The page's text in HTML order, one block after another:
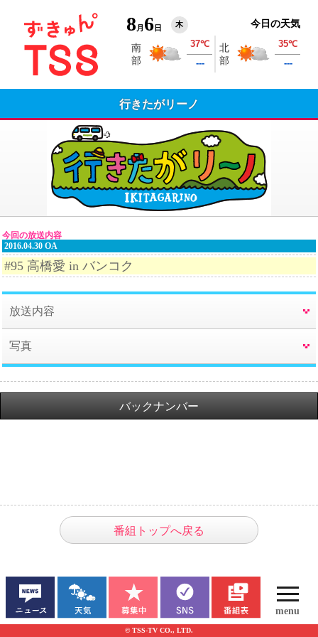
8 月 6日 木 今日の天気
行きたがリーノ
今回の放送内容
2016.04.30 OA
#95 高橋愛 in バンコク
放送内容
写真
バックナンバー
番組トップへ戻る
© TSS-TV CO., LTD.